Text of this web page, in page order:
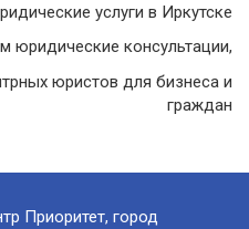
услуги в Иркутске
юридические консультации,
юристов для бизнеса и
граждан
Приоритет, город